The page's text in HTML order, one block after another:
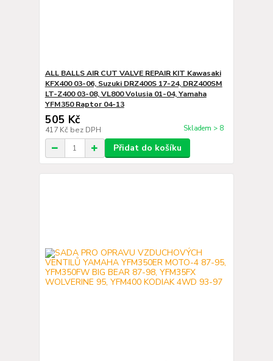
ALL BALLS AIR CUT VALVE REPAIR KIT Kawasaki
KFX400 03-06, Suzuki DRZ400S 17-24, DRZ400SM
LT-Z400 03-08, VL800 Volusia 01-04, Yamaha
YFM350 Raptor 04-13
505 Kč
417 Kč bez DPH Skladem > 8
Přidat do košíku